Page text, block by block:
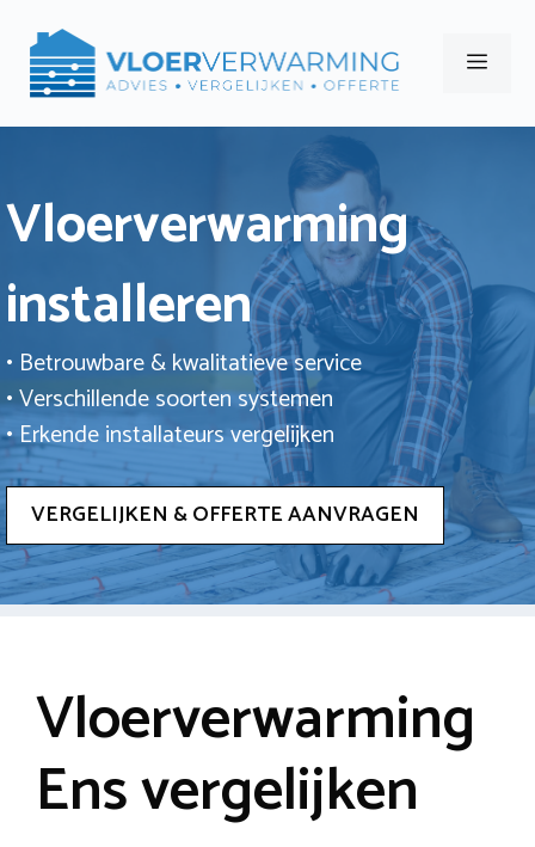
naar
Menu
Vloerverwarming
installeren
• Betrouwbare & kwalitatieve service
• Verschillende soorten systemen
• Erkende installateurs vergelijken
VERGELIJKEN & OFFERTE AANVRAGEN
Vloerverwarming
Ens vergelijken